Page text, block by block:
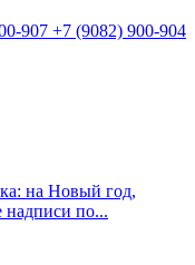
907 +7 (9082) 900-904
на Новый год,
надписи по...